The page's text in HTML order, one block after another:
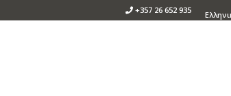
+357 26 652 935